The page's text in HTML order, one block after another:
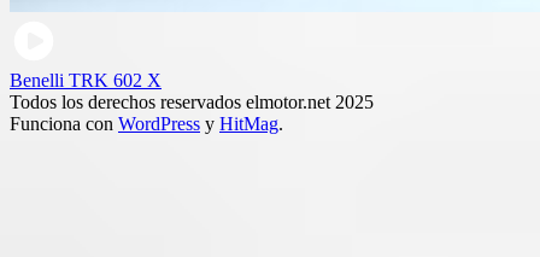
Benelli TRK 602 X
Todos los derechos reservados elmotor.net 2025
Funciona con WordPress y HitMag.